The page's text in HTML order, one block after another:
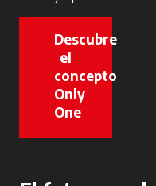
Descubre
el
concepto
Only
One